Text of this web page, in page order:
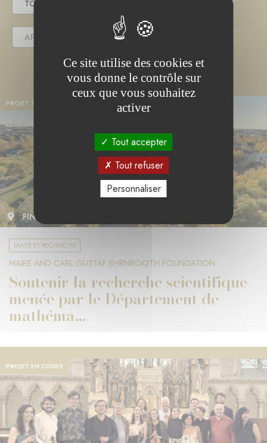
TOUS
APPEL(S) À PROJET
PROJET TERMINÉ
FINLANDE
SANTÉ ET RECHERCHE
MAIRE AND CARL GUSTAF EHRNROOTH FOUNDATION
Soutenir la recherche scientifique
menée par le Département de
mathéma...
PROJET EN COURS
Ce site utilise des cookies et
vous donne le contrôle sur
ceux que vous souhaitez
activer
Tout accepter
Tout refuser
Personnaliser